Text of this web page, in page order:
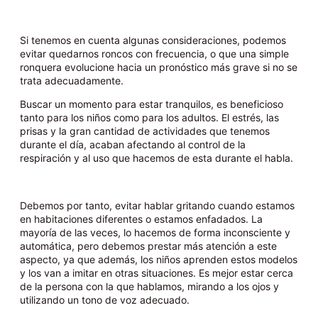
Si tenemos en cuenta algunas consideraciones, podemos
evitar quedarnos roncos con frecuencia, o que una simple
ronquera evolucione hacia un pronóstico más grave si no se
trata adecuadamente.
Buscar un momento para estar tranquilos, es beneficioso
tanto para los niños como para los adultos. El estrés, las
prisas y la gran cantidad de actividades que tenemos
durante el día, acaban afectando al control de la
respiración y al uso que hacemos de esta durante el habla.
Debemos por tanto, evitar hablar gritando cuando estamos
en habitaciones diferentes o estamos enfadados. La
mayoría de las veces, lo hacemos de forma inconsciente y
automática, pero debemos prestar más atención a este
aspecto, ya que además, los niños aprenden estos modelos
y los van a imitar en otras situaciones. Es mejor estar cerca
de la persona con la que hablamos, mirando a los ojos y
utilizando un tono de voz adecuado.